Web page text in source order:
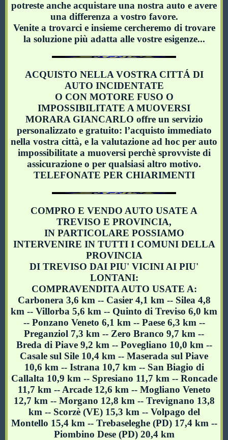
potreste anche acquistare una nostra auto e avere
una differenza a vostro favore.
Venite a trovarci e insieme cercheremo di trovare
la soluzione più adatta alle vostre esigenze...
ACQUISTO NELLA VOSTRA CITTÁ DI
AUTO INCIDENTATE
O CON MOTORE FUSO O
IMPOSSIBILITATE A MUOVERSI
MORARA GIANCARLO offre un servizio
personalizzato e gratuito: l’acquisto immediato
nella vostra città, e la valutazione ad hoc per auto
impossibilitate a muoversi perchè sprovviste di
assicurazione o per qualsiasi altro motivo.
TELEFONATE PER CHIARIMENTI
COMPRO E VENDO AUTO USATE A
TREVISO E PROVINCIA,
IN PARTICOLARE POSSIAMO
INTERVENIRE IN TUTTI I COMUNI DELLA
PROVINCIA
DI TREVISO DAI PIU' VICINI AI PIU'
LONTANI:
COMPRAVENDITA AUTO USATE A:
Carbonera 3,6 km -- Casier 4,1 km -- Silea 4,8
km -- Villorba 5,6 km -- Quinto di Treviso 6,0 km
-- Ponzano Veneto 6,1 km -- Paese 6,3 km --
Preganziol 7,3 km -- Zero Branco 9,7 km --
Breda di Piave 9,2 km -- Povegliano 10,0 km --
Casale sul Sile 10,4 km -- Maserada sul Piave
10,6 km -- Istrana 10,7 km -- San Biagio di
Callalta 10,9 km -- Spresiano 11,7 km -- Roncade
11,7 km -- Arcade 12,6 km -- Mogliano Veneto
12,7 km -- Morgano 12,8 km -- Trevignano 13,8
km -- Scorzè (VE) 15,3 km -- Volpago del
Montello 15,4 km -- Trebaseleghe (PD) 17,4 km --
Piombino Dese (PD) 20,4 km